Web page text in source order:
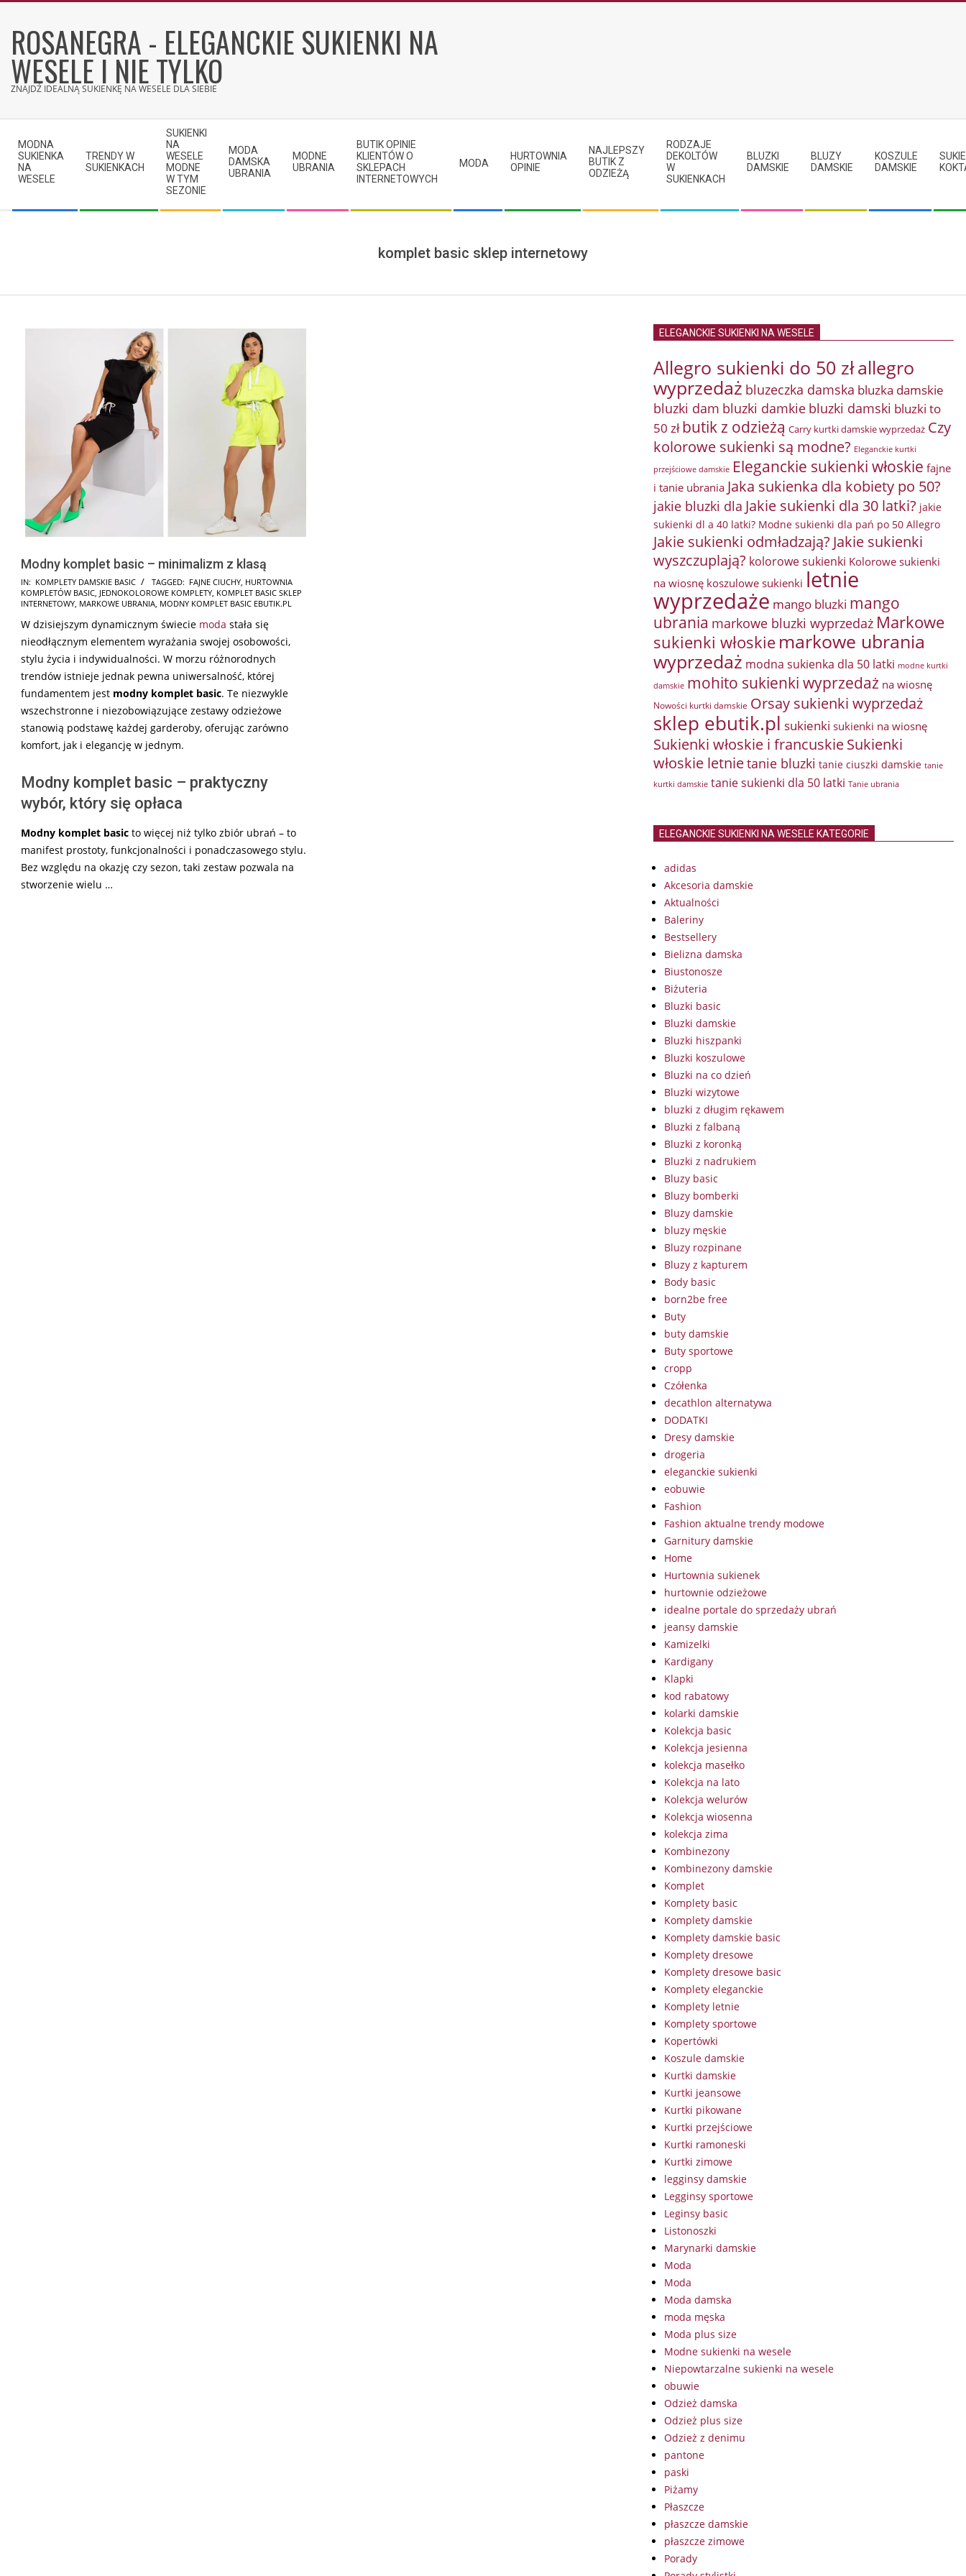
contentROSANEGRA - ELEGANCKIE SUKIENKI NA
WESELE I NIE TYLKO
ZNAJDŹ IDEALNĄ SUKIENKĘ NA WESELE DLA SIEBIE
Navigation
Menu
MODNA
SUKIENKA
NA
WESELE
TRENDY W
SUKIENKACH
SUKIENKI
NA
WESELE
MODNE
W TYM
SEZONIE
MODA
DAMSKA
UBRANIA
MODNE
UBRANIA
BUTIK OPINIE
KLIENTÓW O
SKLEPACH
INTERNETOWYCH
MODA
HURTOWNIA
OPINIE
NAJLEPSZY
BUTIK Z
ODZIEŻĄ
RODZAJE
DEKOLTÓW
W
SUKIENKACH
BLUZKI
DAMSKIE
BLUZY
DAMSKIE
KOSZULE
DAMSKIE
komplet basic sklep internetowy
Modny komplet basic – minimalizm z klasą
2024-
01-
IN: KOMPLETY DAMSKIE BASIC TAGGED: FAJNE CIUCHY, HURTOWNIA
KOMPLETÓW BASIC, JEDNOKOLOROWE KOMPLETY, KOMPLET BASIC SKLEP
INTERNETOWY, MARKOWE UBRANIA, MODNY KOMPLET BASIC EBUTIK.PL
W dzisiejszym dynamicznym świecie moda stała się
nieodłącznym elementem wyrażania swojej osobowości,
stylu życia i indywidualności. W morzu różnorodnych
trendów istnieje jednak pewna uniwersalność, której
fundamentem jest modny komplet basic. Te niezwykle
wszechstronne i niezobowiązujące zestawy odzieżowe
stanowią podstawę każdej garderoby, oferując zarówno
komfort, jak i elegancję w jednym.
Modny komplet basic – praktyczny
wybór, który się opłaca
Modny komplet basic to więcej niż tylko zbiór ubrań – to
manifest prostoty, funkcjonalności i ponadczasowego stylu.
Bez względu na okazję czy sezon, taki zestaw pozwala na
stworzenie wielu …
ELEGANCKIE SUKIENKI NA WESELE
Allegro sukienki do 50 złallegro
wyprzedaż bluzeczka damska bluzka damskie
bluzki dam bluzki damkie bluzki damski bluzki to
50 zł butik z odzieżą Carry kurtki damskie wyprzedaż Czy
kolorowe sukienki są modne? Eleganckie kurtki
przejściowe damskie Eleganckie sukienki włoskie fajne
i tanie ubrania Jaka sukienka dla kobiety po 50?
jakie bluzki dla Jakie sukienki dla 30 latki? jakie
sukienki dl a 40 latki? Modne sukienki dla pań po 50 Allegro
Jakie sukienki odmładzają? Jakie sukienki
wyszczuplają? kolorowe sukienki Kolorowe sukienki
na wiosnę koszulowe sukienki letnie
wyprzedaże mango bluzki mango
ubrania markowe bluzki wyprzedaż Markowe
sukienki włoskie markowe ubrania
wyprzedaż modna sukienka dla 50 latki modne kurtki
damskie mohito sukienki wyprzedaż na wiosnę
Nowości kurtki damskie Orsay sukienki wyprzedaż
sklep ebutik.pl sukienki sukienki na wiosnę
Sukienki włoskie i francuskieSukienki
włoskie letnietanie bluzki tanie ciuszki damskie tanie
kurtki damskie tanie sukienki dla 50 latki Tanie ubrania
ELEGANCKIE SUKIENKI NA WESELE KATEGORIE
adidas
Akcesoria damskie
Aktualności
Baleriny
Bestsellery
Bielizna damska
Biustonosze
Biżuteria
Bluzki basic
Bluzki damskie
Bluzki hiszpanki
Bluzki koszulowe
Bluzki na co dzień
Bluzki wizytowe
bluzki z długim rękawem
Bluzki z falbaną
Bluzki z koronką
Bluzki z nadrukiem
Bluzy basic
Bluzy bomberki
Bluzy damskie
bluzy męskie
Bluzy rozpinane
Bluzy z kapturem
Body basic
born2be free
Buty
buty damskie
Buty sportowe
cropp
Czółenka
decathlon alternatywa
DODATKI
Dresy damskie
drogeria
eleganckie sukienki
eobuwie
Fashion
Fashion aktualne trendy modowe
Garnitury damskie
Home
Hurtownia sukienek
hurtownie odzieżowe
idealne portale do sprzedaży ubrań
jeansy damskie
Kamizelki
Kardigany
Klapki
kod rabatowy
kolarki damskie
Kolekcja basic
Kolekcja jesienna
kolekcja masełko
Kolekcja na lato
Kolekcja welurów
Kolekcja wiosenna
kolekcja zima
Kombinezony
Kombinezony damskie
Komplet
Komplety basic
Komplety damskie
Komplety damskie basic
Komplety dresowe
Komplety dresowe basic
Komplety eleganckie
Komplety letnie
Komplety sportowe
Kopertówki
Koszule damskie
Kurtki damskie
Kurtki jeansowe
Kurtki pikowane
Kurtki przejściowe
Kurtki ramoneski
Kurtki zimowe
legginsy damskie
Legginsy sportowe
Leginsy basic
Listonoszki
Marynarki damskie
Moda
Moda
Moda damska
moda męska
Moda plus size
Modne sukienki na wesele
Niepowtarzalne sukienki na wesele
obuwie
Odzież damska
Odzież plus size
Odzież z denimu
pantone
paski
Piżamy
Płaszcze
płaszcze damskie
płaszcze zimowe
Porady